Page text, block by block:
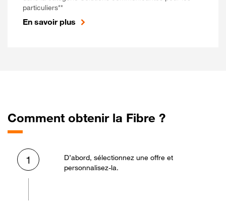
particuliers**
En savoir plus
Comment obtenir la Fibre ?
1
D’abord, sélectionnez une offre et
personnalisez-la.